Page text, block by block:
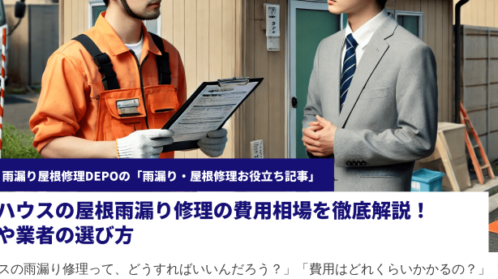
の雨漏り修理って、どうすればいいんだろう？」「費用はどれくらいかかるの？」